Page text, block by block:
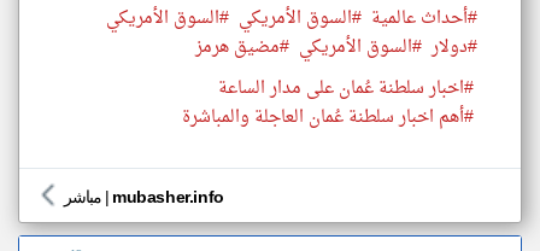
#أحداث عالمية #السوق الأمريكي #السوق الأمريكي
#دولار #السوق الأمريكي #مضيق هرمز
#اخبار سلطنة عُمان على مدار الساعة
#أهم اخبار سلطنة عُمان العاجلة والمباشرة
مباشر | mubasher.info